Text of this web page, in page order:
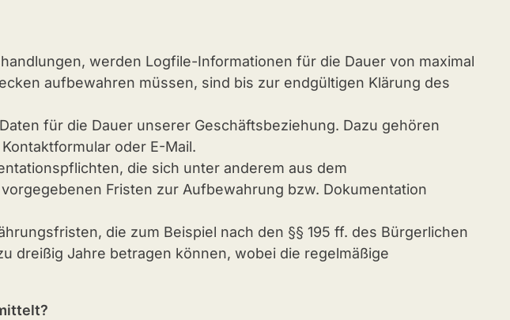
werden Logfile-Informationen für die Dauer von maximal
aufbewahren müssen, sind bis zur endgültigen Klärung des
für die Dauer unserer Geschäftsbeziehung. Dazu gehören
oder E-Mail.
die sich unter anderem aus dem
Fristen zur Aufbewahrung bzw. Dokumentation
die zum Beispiel nach den §§ 195 ff. des Bürgerlichen
dreißig Jahre betragen können, wobei die regelmäßige